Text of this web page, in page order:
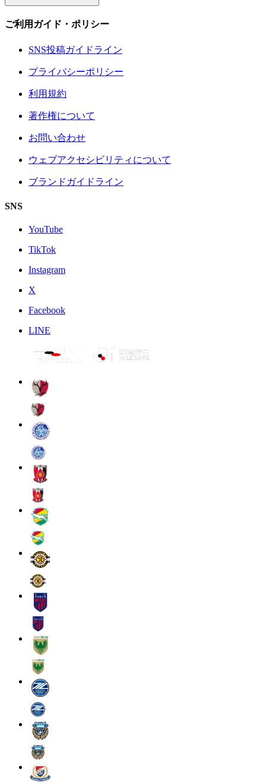
ご利用ガイド・ポリシー
SNS投稿ガイドライン
プライバシーポリシー
利用規約
著作権について
お問い合わせ
ウェブアクセシビリティについて
ブランドガイドライン
SNS
YouTube
TikTok
Instagram
X
Facebook
LINE